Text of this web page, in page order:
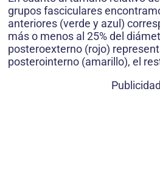
grupos fasciculares
anteriores (verde y azul)
más o menos al 25% del
posteroexterno (rojo)
posterointerno (amarillo), el
Publicidad